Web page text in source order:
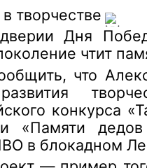
творчестве
Дня
чтит
что
конкурса
«Памяти
в блокадном